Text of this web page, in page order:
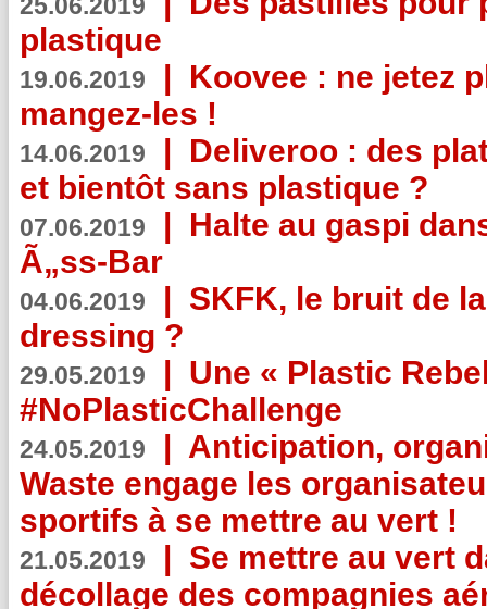
plastique
19.06.2019 | Koovee : ne jetez
mangez-les !
14.06.2019 | Deliveroo : des
et bientôt sans plastique ?
07.06.2019 | Halte au gaspi
Ã„ss-Bar
04.06.2019 | SKFK, le bruit de
dressing ?
29.05.2019 | Une « Plastic
#NoPlasticChallenge
24.05.2019 | Anticipation,
Waste engage les
sportifs à se mettre au vert !
21.05.2019 | Se mettre au vert
décollage des compagnies